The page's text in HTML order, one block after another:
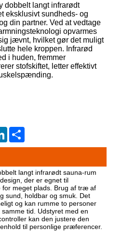
dobbelt langt infrarødt
eksklusivt sundheds- og
din partner. Ved at vedtage
opvarmes
jævnt, hvilket gør det muligt
hele kroppen. Infrarød
i huden, fremmer
stofskiftet, letter effektivt
LinkedIn
langt infrarødt sauna-rum
der er egnet til
for meget plads. Brug af træ af
sund, holdbar og smuk. Det
og kan rumme to personer
tid. Udstyret med en
kan den justere den
til personlige præferencer.